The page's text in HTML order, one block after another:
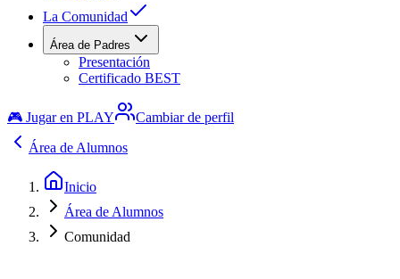
La Comunidad
Área de Padres
Presentación
Certificado BEST
🎮 Jugar en PLAY
Cambiar de perfil
Área de Alumnos
Inicio
Área de Alumnos
Comunidad